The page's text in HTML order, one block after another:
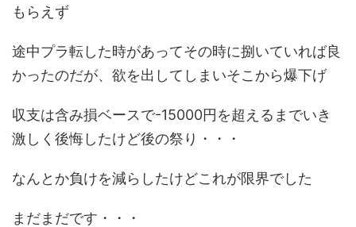
もらえず
途中プラ転した時があってその時に捌いていれば良
かったのだが、欲を出してしまいそこから爆下げ
収支は含み損ベースで-15000円を超えるまでいき
激しく後悔したけど後の祭り・・・
なんとか負けを減らしたけどこれが限界でした
まだまだです・・・